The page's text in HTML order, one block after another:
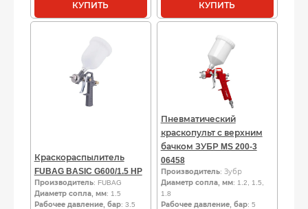
КУПИТЬ КУПИТЬ
Краскораспылитель
FUBAG BASIC G600/1.5 HP
Производитель: FUBAG
Диаметр сопла, мм: 1.5
Рабочее давление, бар: 3.5
Пневматический
краскопульт с верхним
бачком ЗУБР MS 200-3
06458
Производитель: Зубр
Диаметр сопла, мм: 1.2, 1.5,
1.8
Рабочее давление, бар: 5